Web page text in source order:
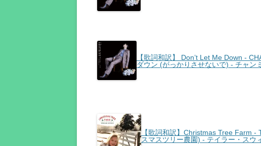
【歌詞和訳】 Don’t Let Me Down -
ダウン (がっかりさせないで) - チャン
【歌詞和訳】Christmas Tree Farm
スマスツリー農園) - テイラー・スウ